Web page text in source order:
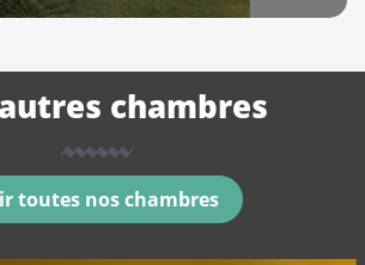
chambres
toutes nos chambres